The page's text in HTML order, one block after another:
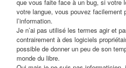
que vous faite face à un bug, si votre
votre langue, vous pouvez facilement
l’information.
Je n’ai pas utilisé les termes agir et
contrairement à des logiciels
possible de donner un peu de son
monde du libre.